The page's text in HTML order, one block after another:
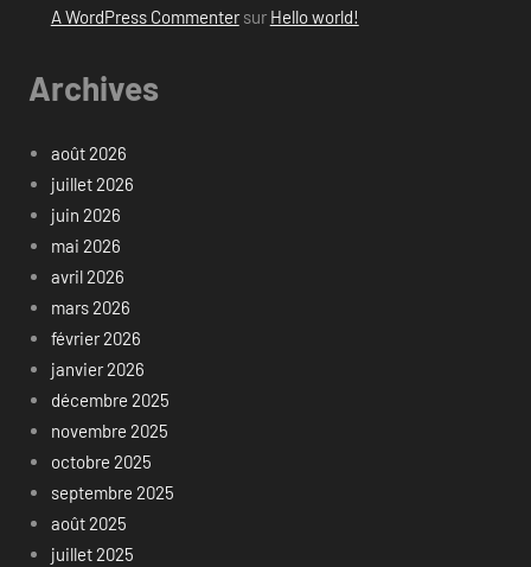
A WordPress Commentersur Hello world!
Archives
août 2026
juillet 2026
juin 2026
mai 2026
avril 2026
mars 2026
février 2026
janvier 2026
décembre 2025
novembre 2025
octobre 2025
septembre 2025
août 2025
juillet 2025